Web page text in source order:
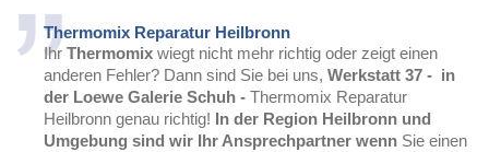
Thermomix Reparatur Heilbronn
Ihr Thermomix wiegt nicht mehr richtig oder zeigt einen
anderen Fehler? Dann sind Sie bei uns, Werkstatt 37 - in
der Loewe Galerie Schuh - Thermomix Reparatur
Heilbronn genau richtig! In der Region Heilbronn und
Umgebung sind wir Ihr Ansprechpartner wenn Sie einen